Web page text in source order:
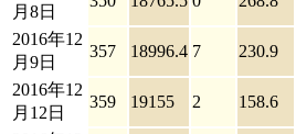
月8日
2016年12
月9日
357 18996.4 7 230.9
2016年12
月12日
359 19155 2 158.6